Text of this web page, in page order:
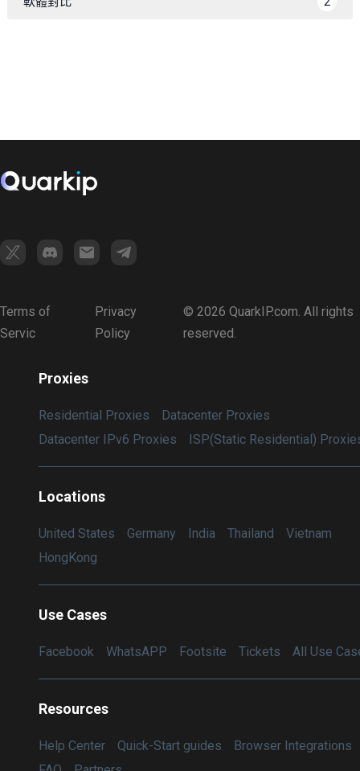
Terms of
Servic
Privacy
Policy
© 2026 QuarkIP.com. All rights
reserved.
Proxies
Residential Proxies
Datacenter Proxies
Datacenter IPv6 Proxies
ISP(Static Residential)
Locations
United States Germany India Thailand
Vietnam
HongKong
Use Cases
Facebook WhatsAPP Footsite Tickets All Use
Resources
Help Center Quick-Start guides
Browser Integrations